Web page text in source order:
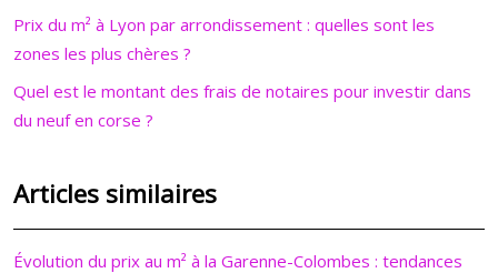
Prix du m² à Lyon par arrondissement : quelles sont les
zones les plus chères ?
Quel est le montant des frais de notaires pour investir dans
du neuf en corse ?
Articles similaires
Évolution du prix au m² à la Garenne-Colombes : tendances